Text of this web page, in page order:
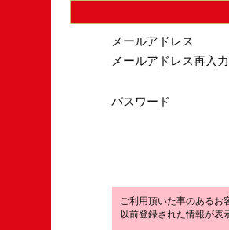
メールアドレス
メールアドレス再入力
パスワード
ご利用頂いた事のあるお
以前登録された情報が表